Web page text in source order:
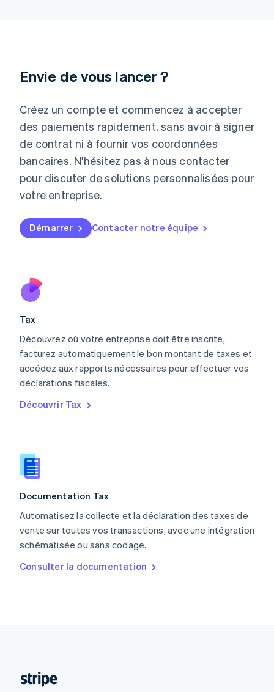
Envie de vous lancer ?
Créez un compte et commencez à accepter
des paiements rapidement, sans avoir à signer
de contrat ni à fournir vos coordonnées
bancaires. N'hésitez pas à nous contacter
pour discuter de solutions personnalisées pour
votre entreprise.
Démarrer Contacter notre équipe
Tax
Découvrez où votre entreprise doit être inscrite,
facturez automatiquement le bon montant de taxes et
accédez aux rapports nécessaires pour effectuer vos
déclarations fiscales.
Découvrir Tax
Documentation Tax
Automatisez la collecte et la déclaration des taxes de
vente sur toutes vos transactions, avec une intégration
schématisée ou sans codage.
Consulter la documentation
English
Italie
Japon
日本語
Lettonie
English
Liechtenstein
DeutschEnglish
English
FrançaisDeutschEnglish
Malaisie
Mexique
Español
Nouvelle-Zélande
Pays-Bas
NederlandsEnglish
Pologne
Portugal
République tchèque
English
English
Royaume-Uni
Singapour
English简体中文
English